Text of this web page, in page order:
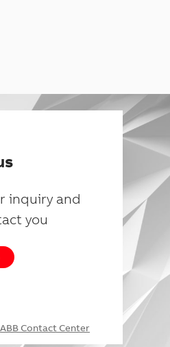
inquiry and
you
ABB Contact Center